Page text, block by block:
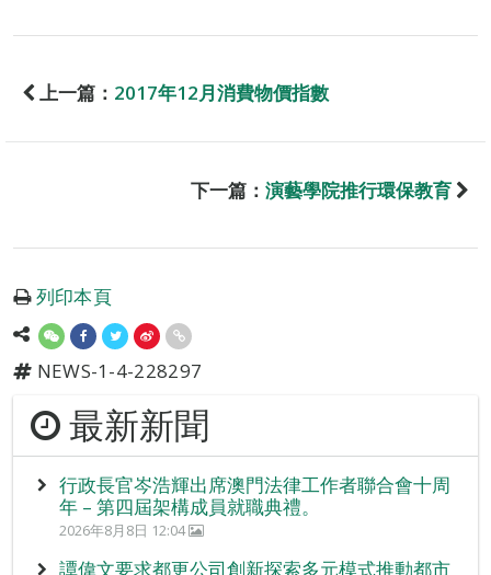
上一篇： 2017年12月消費物價指數
下一篇： 演藝學院推行環保教育
列印本頁
NEWS-1-4-228297
最新新聞
行政長官岑浩輝出席澳門法律工作者聯合會十周
年 – 第四屆架構成員就職典禮。
2026年8月8日 12:04
譚偉文要求都更公司創新探索多元模式推動都市